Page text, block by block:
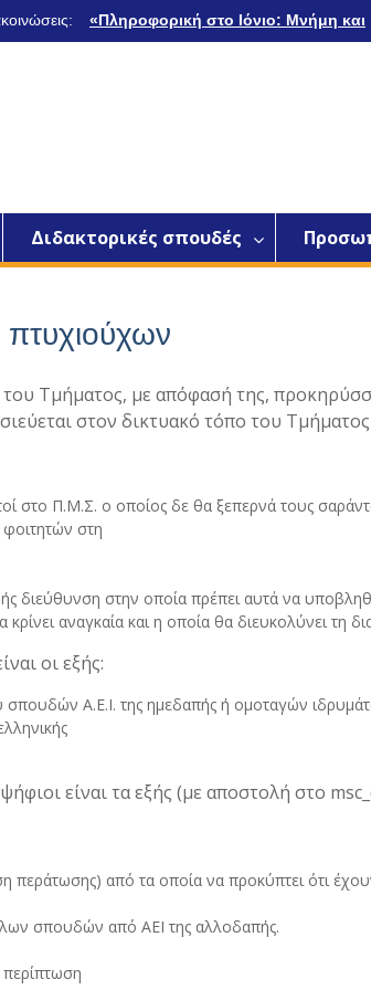
«Πληροφορική στο Ιόνιο: Μνήμη και
Όραμα»
Διδακτορικές σπουδές
Τμήματος, με απόφασή της,
στον δικτυακό τόπο του
στο Π.Μ.Σ. ο οποίος δε θα ξεπερνά τους
στη
διεύθυνση στην οποία πρέπει αυτά να
αναγκαία και η οποία θα διευκολύνει τη
οι εξής:
σπουδών Α.Ε.Ι. της ημεδαπής ή ομοταγών
είναι τα εξής (με αποστολή στο
από τα οποία να προκύπτει ότι
σπουδών από ΑΕΙ της αλλοδαπής.